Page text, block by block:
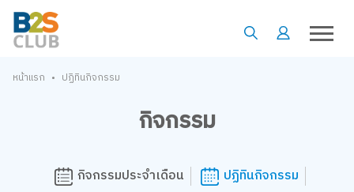
หน้าแรก • ปฏิทินกิจกรรม
กิจกรรม
กิจกรรมประจำเดือน
ปฏิทินกิจกรรม